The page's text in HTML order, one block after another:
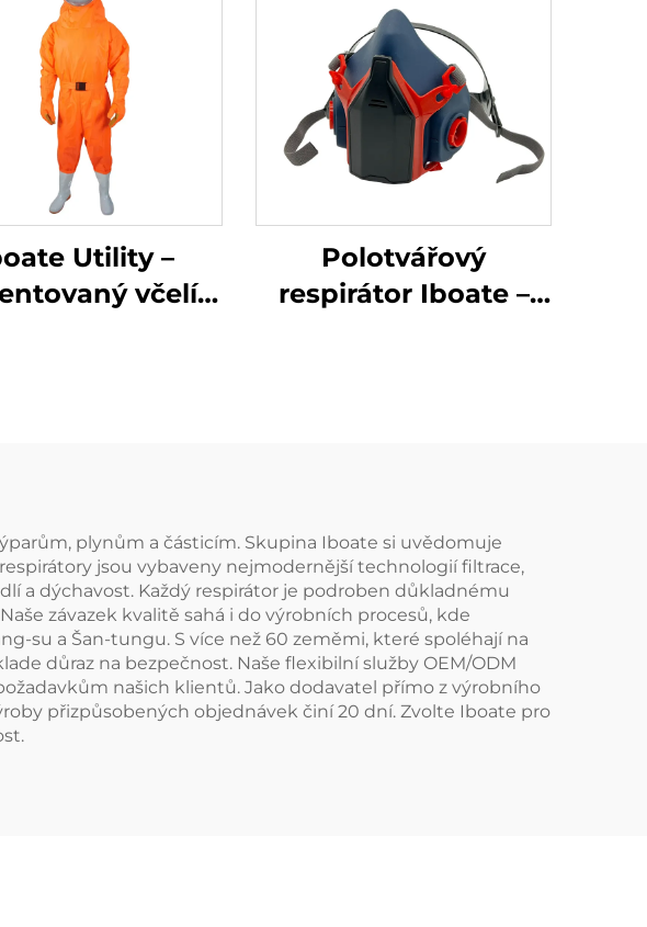
Utility –
včelí
Polotvářový
respirátor Iboate –
plynům a částicím. Skupina Iboate si uvědomuje
jsou vybaveny nejmodernější technologií filtrace,
a dýchavost. Každý respirátor je podroben důkladnému
závazek kvalitě sahá i do výrobních procesů, kde
su a Šan-tungu. S více než 60 zeměmi, které spoléhají na
důraz na bezpečnost. Naše flexibilní služby OEM/ODM
našich klientů. Jako dodavatel přímo z výrobního
přizpůsobených objednávek činí 20 dní. Zvolte Iboate pro